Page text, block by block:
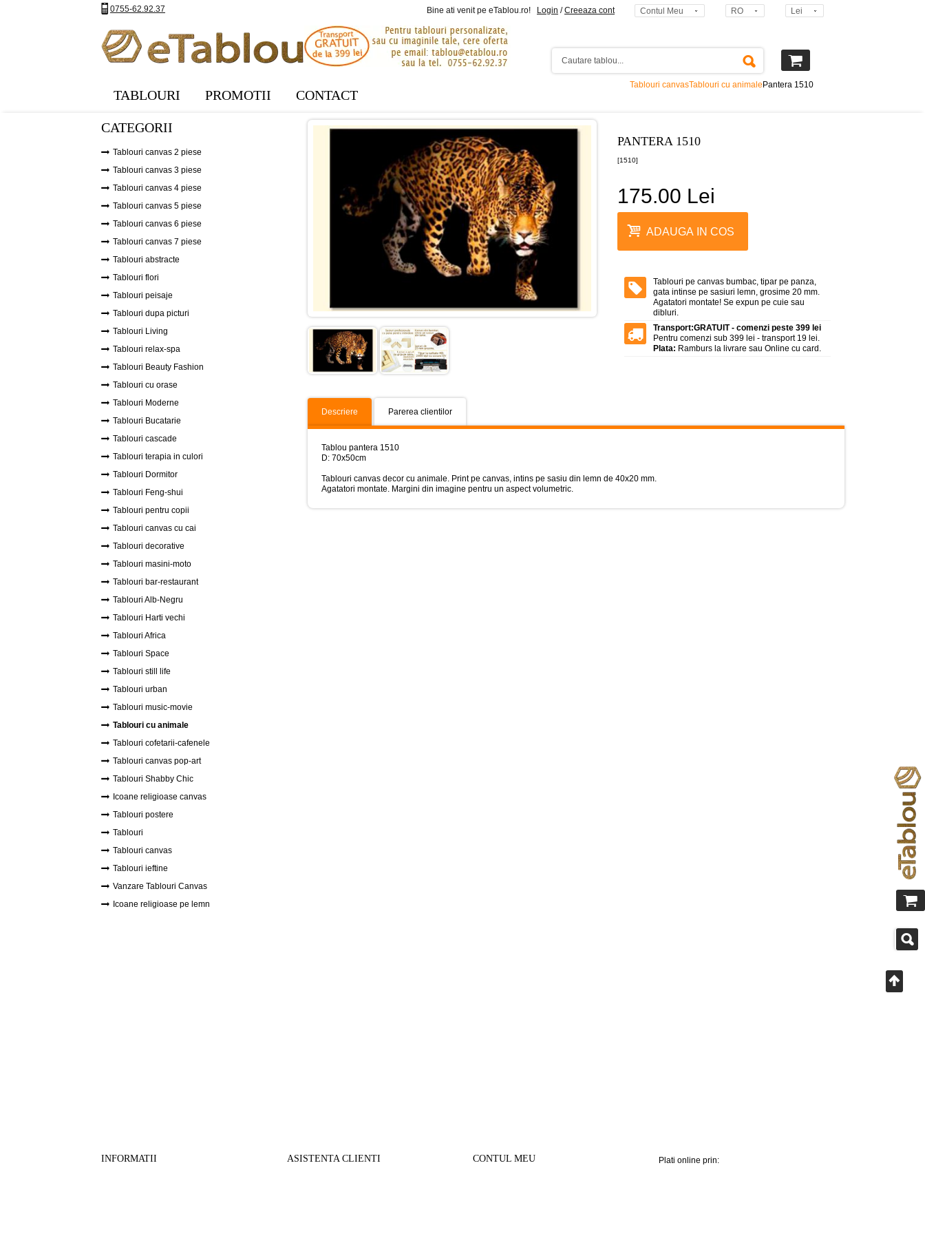
0755-62.92.37 Bine ati venit pe eTablou.ro! Login /Creeaza cont Contul Meu RO Lei
TABLOURI PROMOTII CONTACT
Tablouri canvasTablouri cu animale Pantera 1510
PANTERA 1510
[1510]
175.00 Lei
ADAUGA IN COS
Tablouri pe canvas bumbac, tipar pe panza,
gata intinse pe sasiuri lemn, grosime 20 mm.
Agatatori montate! Se expun pe cuie sau
dibluri.
Transport:GRATUIT - comenzi peste 399 lei
Pentru comenzi sub 399 lei - transport 19 lei.
Plata: Ramburs la livrare sau Online cu card.
Descriere Parerea clientilor
Tablou pantera 1510
D: 70x50cm
Tablouri canvas decor cu animale. Print pe canvas, intins pe sasiu din lemn de 40x20 mm.
Agatatori montate. Margini din imagine pentru un aspect volumetric.
CATEGORII
Tablouri canvas 2 piese
Tablouri canvas 3 piese
Tablouri canvas 4 piese
Tablouri canvas 5 piese
Tablouri canvas 6 piese
Tablouri canvas 7 piese
Tablouri abstracte
Tablouri flori
Tablouri peisaje
Tablouri dupa picturi
Tablouri Living
Tablouri relax-spa
Tablouri Beauty Fashion
Tablouri cu orase
Tablouri Moderne
Tablouri Bucatarie
Tablouri cascade
Tablouri terapia in culori
Tablouri Dormitor
Tablouri Feng-shui
Tablouri pentru copii
Tablouri canvas cu cai
Tablouri decorative
Tablouri masini-moto
Tablouri bar-restaurant
Tablouri Alb-Negru
Tablouri Harti vechi
Tablouri Africa
Tablouri Space
Tablouri still life
Tablouri urban
Tablouri music-movie
Tablouri cu animale
Tablouri cofetarii-cafenele
Tablouri canvas pop-art
Tablouri Shabby Chic
Icoane religioase canvas
Tablouri postere
Tablouri
Tablouri canvas
Tablouri ieftine
Vanzare Tablouri Canvas
Icoane religioase pe lemn
INFORMATII ASISTENTA CLIENTI CONTUL MEU Plati online prin: